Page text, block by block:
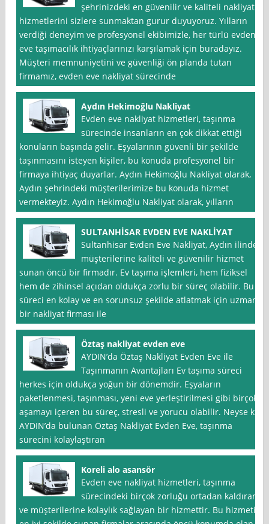
şehrinizdeki en güvenilir ve kaliteli nakliyat
hizmetlerini sizlere sunmaktan gurur duyuyoruz. Yılların
verdiği deneyim ve profesyonel ekibimizle, her türlü evden
eve taşımacılık ihtiyaçlarınızı karşılamak için buradayız.
Müşteri memnuniyetini ve güvenliği ön planda tutan
firmamız, evden eve nakliyat sürecinde
Aydın Hekimoğlu Nakliyat
Evden eve nakliyat hizmetleri, taşınma
sürecinde insanların en çok dikkat ettiği
konuların başında gelir. Eşyalarının güvenli bir şekilde
taşınmasını isteyen kişiler, bu konuda profesyonel bir
firmaya ihtiyaç duyarlar. Aydın Hekimoğlu Nakliyat olarak,
Aydın şehrindeki müşterilerimize bu konuda hizmet
vermekteyiz. Aydın Hekimoğlu Nakliyat olarak, yılların
SULTANHİSAR EVDEN EVE NAKLİYAT
Sultanhisar Evden Eve Nakliyat, Aydın ilinde
müşterilerine kaliteli ve güvenilir hizmet
sunan öncü bir firmadır. Ev taşıma işlemleri, hem fiziksel
hem de zihinsel açıdan oldukça zorlu bir süreç olabilir. Bu
süreci en kolay ve en sorunsuz şekilde atlatmak için uzman
bir nakliyat firması ile
Öztaş nakliyat evden eve
AYDIN’da Öztaş Nakliyat Evden Eve ile
Taşınmanın Avantajları Ev taşıma süreci
herkes için oldukça yoğun bir dönemdir. Eşyaların
paketlenmesi, taşınması, yeni eve yerleştirilmesi gibi birçok
aşamayı içeren bu süreç, stresli ve yorucu olabilir. Neyse ki,
AYDIN’da bulunan Öztaş Nakliyat Evden Eve, taşınma
sürecini kolaylaştıran
Koreli alo asansör
Evden eve nakliyat hizmetleri, taşınma
sürecindeki birçok zorluğu ortadan kaldıran
ve müşterilerine kolaylık sağlayan bir hizmettir. Bu hizmeti